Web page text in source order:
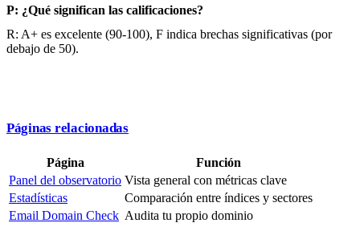
P: ¿Qué significan las calificaciones?
R: A+ es excelente (90-100), F indica brechas significativas (por
debajo de 50).
Páginas relacionadas
Página
Función
Panel del observatorio Vista general con métricas clave
Estadísticas
Comparación entre índices y sectores
Email Domain Check Audita tu propio dominio